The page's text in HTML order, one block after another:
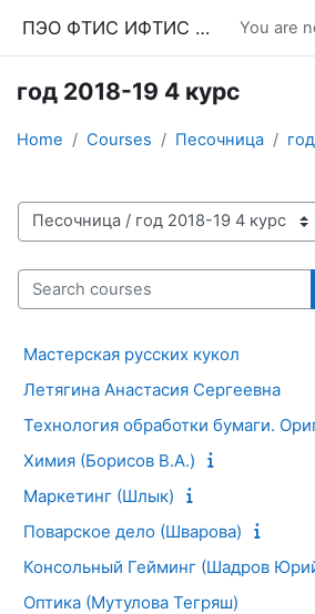
ПЭО ФТИС ИФТИС МПГУ You are
год 2018-19 4 курс
Home Courses Песочница
Course categories
Search courses
Мастерская русских кукол
Летягина Анастасия Сергеевна
Технология обработки бумаги.
Химия (Борисов В.А.)
Маркетинг (Шлык)
Поварское дело (Шварова)
Консольный Гейминг (Шадров
Оптика (Мутулова Тегряш)